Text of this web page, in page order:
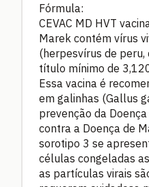
Fórmula:
CEVAC MD HVT
Marek contém vírus
(herpesvírus de peru,
título mínimo de
Essa vacina é
em galinhas (Gallus
prevenção da
contra a Doença de
sorotipo 3 se
células congeladas
as partículas virais